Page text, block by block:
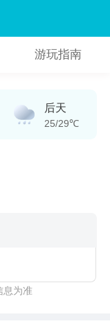
游玩指南
后天
25/29℃
息为准